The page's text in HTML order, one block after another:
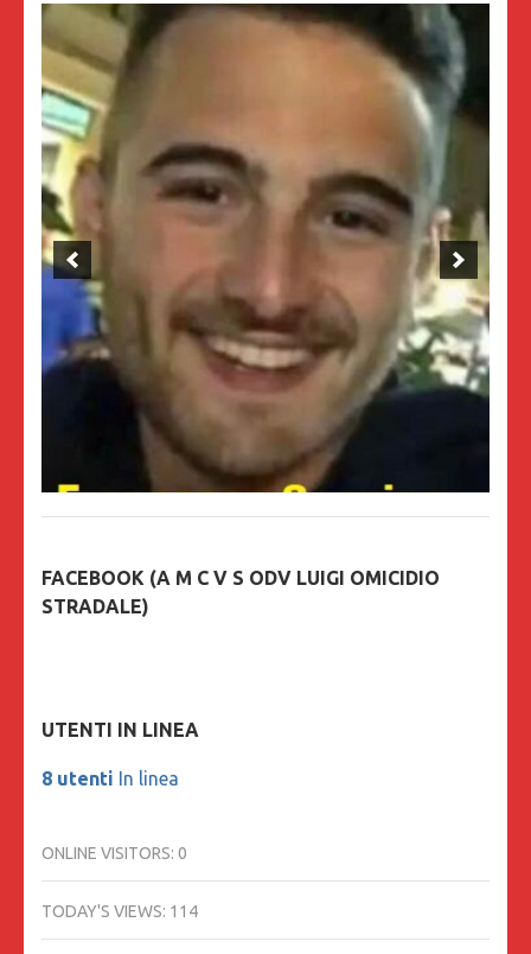
FACEBOOK (A M C V S ODV LUIGI OMICIDIO
STRADALE)
UTENTI IN LINEA
8 utenti In linea
ONLINE VISITORS: 0
TODAY'S VIEWS: 114